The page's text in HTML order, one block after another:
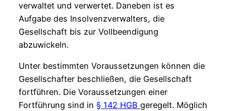
verwaltet und verwertet. Daneben ist es
Aufgabe des Insolvenzverwalters, die
Gesellschaft bis zur Vollbeendigung
abzuwickeln.
Unter bestimmten Voraussetzungen können die
Gesellschafter beschließen, die Gesellschaft
fortführen. Die Voraussetzungen einer
Fortführung sind in § 142 HGB geregelt. Möglich